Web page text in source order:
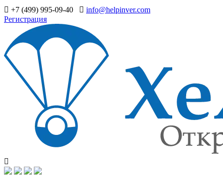
+7 (499) 995-09-40
info@helpinver.com
Регистрация